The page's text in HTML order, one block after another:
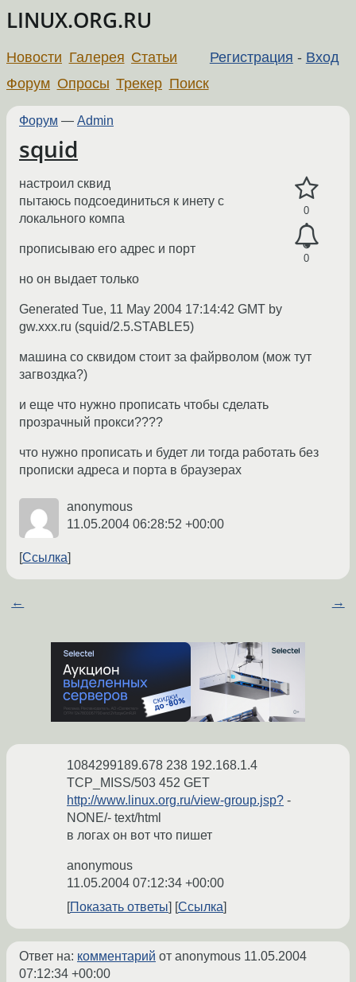
LINUX.ORG.RU
Регистрация - Вход
Новости Галерея Статьи
Форум Опросы Трекер Поиск
Форум — Admin
squid
0
0
настроил сквид
пытаюсь подсоединиться к инету с
локального компа
прописываю его адрес и порт
но он выдает только
Generated Tue, 11 May 2004 17:14:42 GMT by
gw.xxx.ru (squid/2.5.STABLE5)
машина со сквидом стоит за файрволом (мож тут
загвоздка?)
и еще что нужно прописать чтобы сделать
прозрачный прокси????
что нужно прописать и будет ли тогда работать без
прописки адреса и порта в браузерах
anonymous
11.05.2004 06:28:52 +00:00
Ссылка
← →
1084299189.678 238 192.168.1.4
TCP_MISS/503 452 GET
http://www.linux.org.ru/view-group.jsp? -
NONE/- text/html
в логах он вот что пишет
anonymous
11.05.2004 07:12:34 +00:00
Показать ответы
Ссылка
Ответ на: комментарий от anonymous 11.05.2004
07:12:34 +00:00